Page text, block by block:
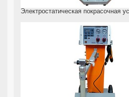
Электростатическая покрасочная